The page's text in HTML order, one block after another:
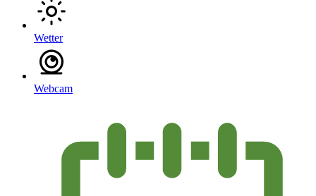
Wetter
Webcam